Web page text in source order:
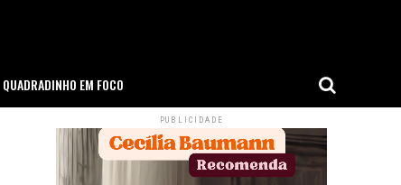
QUADRADINHO EM FOCO
PUBLICIDADE